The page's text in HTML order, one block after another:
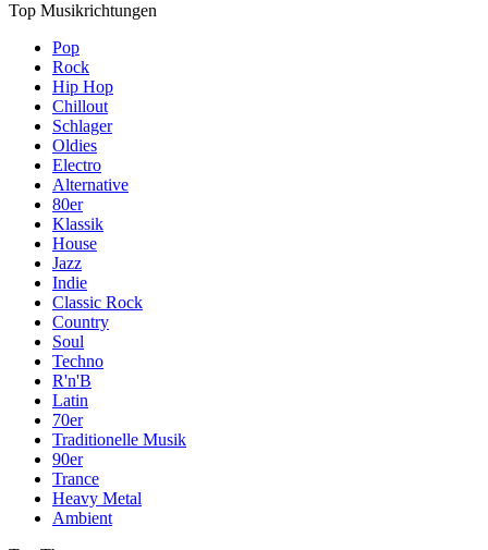
Top Musikrichtungen
Pop
Rock
Hip Hop
Chillout
Schlager
Oldies
Electro
Alternative
80er
Klassik
House
Jazz
Indie
Classic Rock
Country
Soul
Techno
R'n'B
Latin
70er
Traditionelle Musik
90er
Trance
Heavy Metal
Ambient